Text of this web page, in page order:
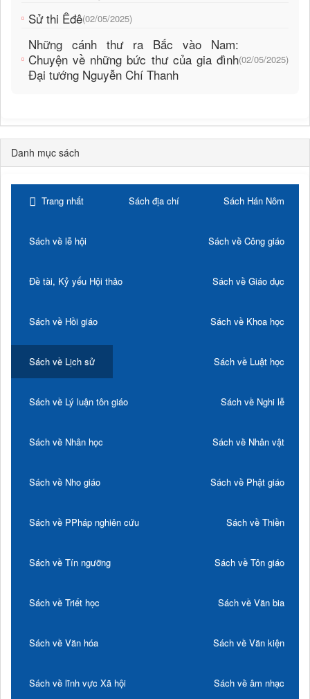
Sử thi Êđê(02/05/2025)
Những cánh thư ra Bắc vào Nam:
Chuyện về những bức thư của gia đình
Đại tướng Nguyễn Chí Thanh
(02/05/2025)
Danh mục sách
Trang nhất Sách địa chí Sách Hán Nôm
Sách về lễ hội Sách về Công giáo
Đề tài, Kỷ yếu Hội thảo Sách về Giáo dục
Sách về Hồi giáo Sách về Khoa học
Sách về Lịch sử Sách về Luật học
Sách về Lý luận tôn giáo Sách về Nghi lễ
Sách về Nhân học Sách về Nhân vật
Sách về Nho giáo Sách về Phật giáo
Sách về PPháp nghiên cứu Sách về Thiền
Sách về Tín ngưỡng Sách về Tôn giáo
Sách về Triết học Sách về Văn bia
Sách về Văn hóa Sách về Văn kiện
Sách về lĩnh vực Xã hội Sách về âm nhạc